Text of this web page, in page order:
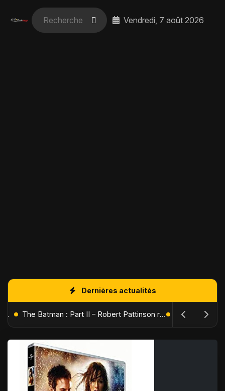
Vendredi, 7 août 2026
Dernières actualités
L'Âge de Glace : Le Réveil du Volcan – Manny, Sid et Diego de retour pour une aventure explosive The Batman : Part II – Robert Pattinson replonge dans les ténèbres de Gotham dès octobre 2027